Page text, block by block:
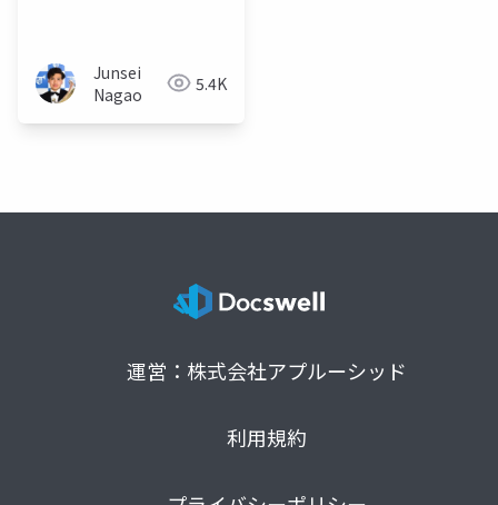
ニメーションを実装す
るには
Junsei
Nagao
5.4K
運営：株式会社アプルーシッド
利用規約